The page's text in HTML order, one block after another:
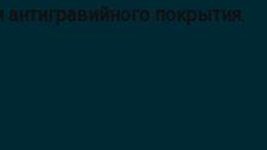
покрытия.